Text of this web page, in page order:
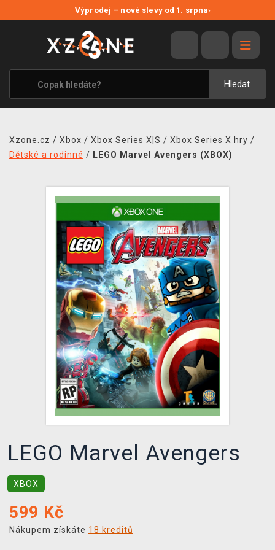
Výprodej – nové slevy od 1. srpna›
Hledat
VÝPRODEJ
VIDEOHRY
XZONE ORIGINALS
TÉMATIKY
MERCHANDISE
PRODEJNY
DOPRAVA
XZONE KLUB
TCG & BOARDGAME HUB
VÝKUP HER (BAZAR)
Xzone.cz / Xbox / Xbox Series X|S / Xbox Series X hry /
Dětské a rodinné / LEGO Marvel Avengers (XBOX)
LEGO Marvel Avengers
XBOX
599 Kč
Nákupem získáte 18 kreditů